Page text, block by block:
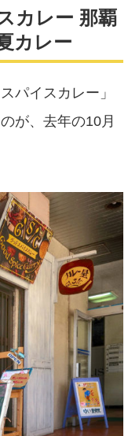
カレー 那覇
カレー
パイスカレー」
が、去年の10月